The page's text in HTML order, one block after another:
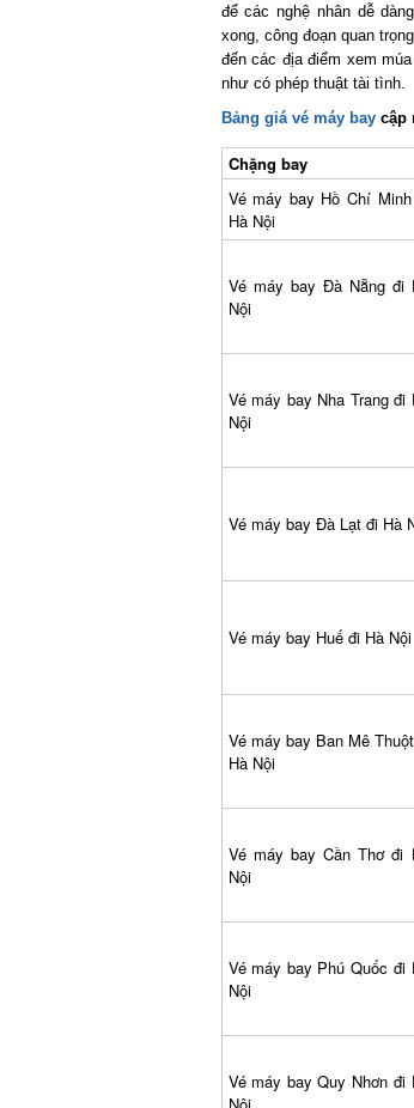
để các nghệ nhân dễ
xong, công đoạn quan
đến các địa điểm xem
như có phép thuật tài tình.
Bảng giá vé máy baycập
Chặng bay
Vé máy bay Hồ Chí
Hà Nội
Vé máy bay Đà Nẵng đi
Nội
Vé máy bay Nha Trang đi
Nội
Vé máy bay Đà Lạt đi Hà
Vé máy bay Huế đi Hà Nội
Vé máy bay Ban Mê
Hà Nội
Vé máy bay Cần Thơ đi
Nội
Vé máy bay Phú Quốc đi
Nội
Vé máy bay Quy Nhơn đi
Nội